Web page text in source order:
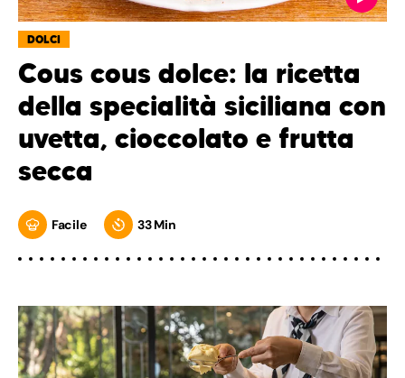
DOLCI
Cous cous dolce: la ricetta
della specialità siciliana con
uvetta, cioccolato e frutta
secca
Facile 33 Min